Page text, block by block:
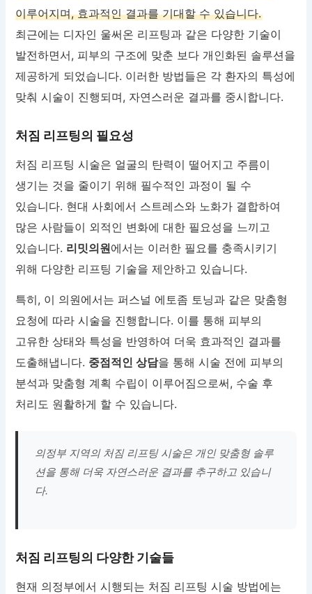
이루어지며, 효과적인 결과를 기대할 수 있습니다.
최근에는 디자인 울써온 리프팅과 같은 다양한 기술이
발전하면서, 피부의 구조에 맞춘 보다 개인화된 솔루션을
제공하게 되었습니다. 이러한 방법들은 각 환자의 특성에
맞춰 시술이 진행되며, 자연스러운 결과를 중시합니다.
처짐 리프팅의 필요성
처짐 리프팅 시술은 얼굴의 탄력이 떨어지고 주름이
생기는 것을 줄이기 위해 필수적인 과정이 될 수
있습니다. 현대 사회에서 스트레스와 노화가 결합하여
많은 사람들이 외적인 변화에 대한 필요성을 느끼고
있습니다. 리밋의원에서는 이러한 필요를 충족시키기
위해 다양한 리프팅 기술을 제안하고 있습니다.
특히, 이 의원에서는 퍼스널 에토좀 토닝과 같은 맞춤형
요청에 따라 시술을 진행합니다. 이를 통해 피부의
고유한 상태와 특성을 반영하여 더욱 효과적인 결과를
도출해냅니다. 중점적인 상담을 통해 시술 전에 피부의
분석과 맞춤형 계획 수립이 이루어짐으로써, 수술 후
처리도 원활하게 할 수 있습니다.
의정부 지역의 처짐 리프팅 시술은 개인 맞춤형 솔루
션을 통해 더욱 자연스러운 결과를 추구하고 있습니
다.
처짐 리프팅의 다양한 기술들
현재 의정부에서 시행되는 처짐 리프팅 시술 방법에는